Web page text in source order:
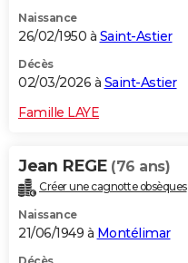
Naissance
26/02/1950 à Saint-Astier
Décès
02/03/2026 à Saint-Astier
Famille LAYE
Jean REGE (76 ans)
Créer une cagnotte obsèques
Naissance
21/06/1949 à Montélimar
Décès